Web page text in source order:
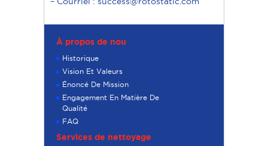
À propos de nou
Historique
Vision Et Valeurs
Énoncé De Mission
Engagement En Matière De
Qualité
FAQ
Services de nettoyage